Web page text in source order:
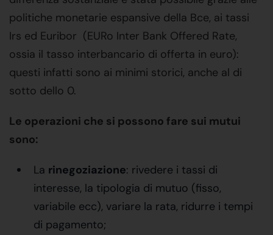
politiche monetarie espansive della Bce, ai tassi
Irs ed Euribor (EURo Inter Bank Offered Rate,
ossia il tasso interbancario di offerta in euro):
questi infatti sono ai minimi storici, anche al di
sotto dello 0.
Le operazioni che si possono fare sui mutui
sono:
La rinegoziazione: rivedere i tassi di
interesse, la tipologia di mutuo (fisso,
variabile ecc), variare la rata, ridurre i tempi
di pagamento;